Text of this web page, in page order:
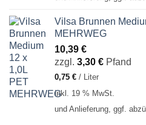
Vilsa Brunnen
MEHRWEG
10,39 €
zzgl. 3,30 € Pfand
0,75 € / Liter
inkl. 19 % MwSt.
und Anlieferung, ggf.